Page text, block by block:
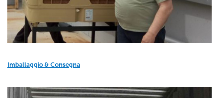
Imballaggio & Consegna